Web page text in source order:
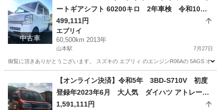
中古車
ートギアシフト 60200キロ 2年車検 令和10年6
月まで
499,111円
エブリイ
60,500km 2013年
山本駅 7月27日
御覧に頂きありがとうございます。 スズキの エブリィ のエンジンR06Aの 5AGS オ
山本駅 エブリイ
【オンライン決済】令和5年 3BD-S710V 初度
登録年2023年6月 大人気 ダイハツ アトレー
トップグレードRS ターボ 4WD 走行距離500
1,591,111円